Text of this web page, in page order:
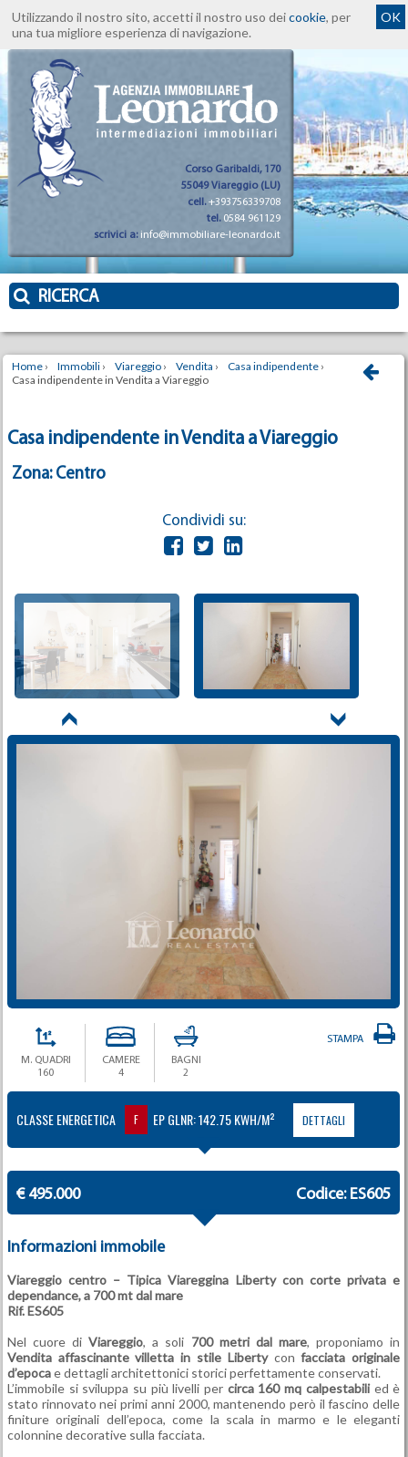
Utilizzando il nostro sito, accetti il nostro uso deicookie, per
una tua migliore esperienza di navigazione.
OK
Corso Garibaldi, 170
55049 Viareggio (LU)
cell.+393756339708
tel. 0584 961129
scrivici a: info@immobiliare-leonardo.it
RICERCA
Home › Immobili › Viareggio › Vendita › Casa indipendente ›
Casa indipendente in Vendita a Viareggio
Casa indipendente in Vendita a Viareggio
Zona: Centro
Condividi su:
M. QUADRI
160
CAMERE
4
BAGNI
2
STAMPA
CLASSE ENERGETICA F EP GLNR: 142.75 KWH/M² DETTAGLI
€ 495.000 Codice: ES605
Informazioni immobile
Viareggiocentro – Tipica Viareggina Liberty con corte privata e
dependance, a 700 mt dal mare
Rif. ES605
Nel cuore diViareggio, a soli 700 metri dal mare, proponiamo in
Vendita affascinante villetta in stile Libertyconfacciata originale
d’epocae dettagli architettonici storici perfettamente conservati.
L’immobile si sviluppa su più livelli per circa 160 mq calpestabilied è
stato rinnovato nei primi anni 2000, mantenendo però il fascino delle
finiture originali dell’epoca, come la scala in marmo e le eleganti
colonnine decorative sulla facciata.